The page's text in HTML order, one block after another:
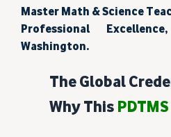
Master Math & Science
Professional
Washington.
The Global
Why ThisPDTMS